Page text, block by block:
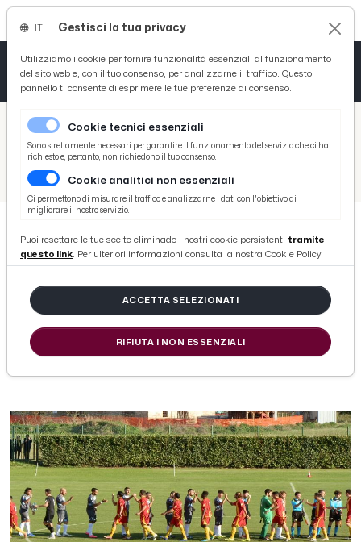
/ Picenotime
/ Varie
/ Serie D
Recanatese-Folgore Veregra 0-2, highlights e interviste post gara
Recanatese-Folgore Veregra 0-2,
highlights e interviste post gara
di Redazione Picenotime
Gestisci la tua privacy
Utilizziamo i cookie per fornire funzionalità essenziali al funzionamento
del sito web e, con il tuo consenso, per analizzarne il traffico. Questo
pannello ti consente di esprimere le tue preferenze di consenso.
Cookie tecnici essenziali
Sono strettamente necessari per garantire il funzionamento del servizio che ci hai
richiesto e, pertanto, non richiedono il tuo consenso.
Cookie analitici non essenziali
Ci permettono di misurare il traffico e analizzarne i dati con l'obiettivo di
migliorare il nostro servizio.
Puoi resettare le tue scelte eliminado i nostri cookie persistenti tramite
questo link. Per ulteriori informazioni consulta la nostra Cookie Policy.
ACCETTA SELEZIONATI
RIFIUTA I NON ESSENZIALI
Tutto News
Tutto Sport
Basket
Ciclismo
Tutto Curiosità